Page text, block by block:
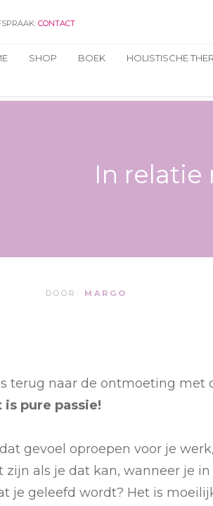
CONTACT
SHOP BOEK HOLISTISCHE
In relatie
DOOR: MARGO
terug naar de ontmoeting met
is pure passie!
gevoel oproepen voor je
zijn als je dat kan, wanneer je
je geleefd wordt? Het is